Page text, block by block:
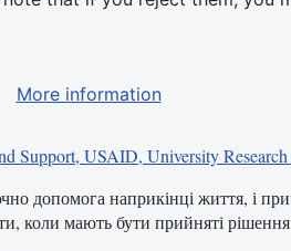
Support, USAID, University
допомога наприкінці життя, і
коли мають бути прийняті
More information